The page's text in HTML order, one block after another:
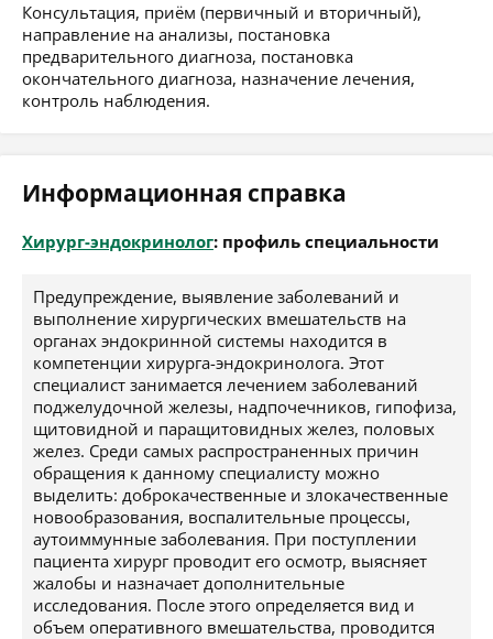
Консультация, приём (первичный и вторичный),
направление на анализы, постановка
предварительного диагноза, постановка
окончательного диагноза, назначение лечения,
контроль наблюдения.
Информационная справка
Хирург-эндокринолог: профиль специальности
Предупреждение, выявление заболеваний и
выполнение хирургических вмешательств на
органах эндокринной системы находится в
компетенции хирурга-эндокринолога. Этот
специалист занимается лечением заболеваний
поджелудочной железы, надпочечников, гипофиза,
щитовидной и паращитовидных желез, половых
желез. Среди самых распространенных причин
обращения к данному специалисту можно
выделить: доброкачественные и злокачественные
новообразования, воспалительные процессы,
аутоиммунные заболевания. При поступлении
пациента хирург проводит его осмотр, выясняет
жалобы и назначает дополнительные
исследования. После этого определяется вид и
объем оперативного вмешательства, проводится